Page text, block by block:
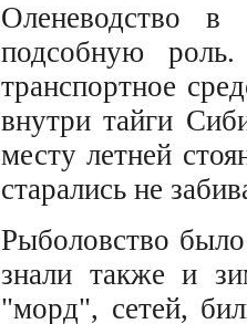
Оленеводство в
подсобную
транспортное
внутри тайги
месту летней
старались не
Рыболовство
знали также и
"морд", сетей,